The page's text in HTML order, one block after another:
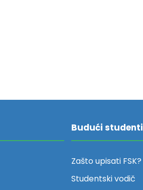
Budući studenti
Zašto upisati FSK?
Studentski vodič